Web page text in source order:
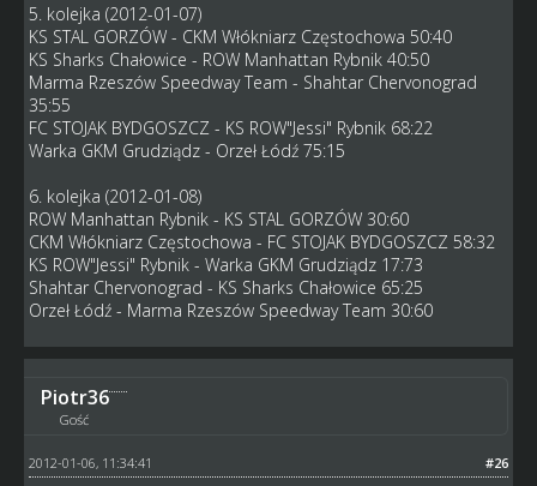
5. kolejka (2012-01-07)
KS STAL GORZÓW - CKM Włókniarz Częstochowa 50:40
KS Sharks Chałowice - ROW Manhattan Rybnik 40:50
Marma Rzeszów Speedway Team - Shahtar Chervonograd
35:55
FC STOJAK BYDGOSZCZ - KS ROW"Jessi" Rybnik 68:22
Warka GKM Grudziądz - Orzeł Łódź 75:15
6. kolejka (2012-01-08)
ROW Manhattan Rybnik - KS STAL GORZÓW 30:60
CKM Włókniarz Częstochowa - FC STOJAK BYDGOSZCZ 58:32
KS ROW"Jessi" Rybnik - Warka GKM Grudziądz 17:73
Shahtar Chervonograd - KS Sharks Chałowice 65:25
Orzeł Łódź - Marma Rzeszów Speedway Team 30:60
Piotr36
Gość
#26
2012-01-06, 11:34:41